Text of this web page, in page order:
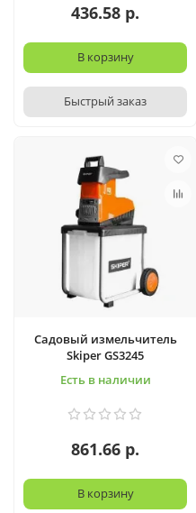
436.58 р.
В корзину
Быстрый заказ
Садовый измельчитель
Skiper GS3245
Есть в наличии
861.66 р.
В корзину